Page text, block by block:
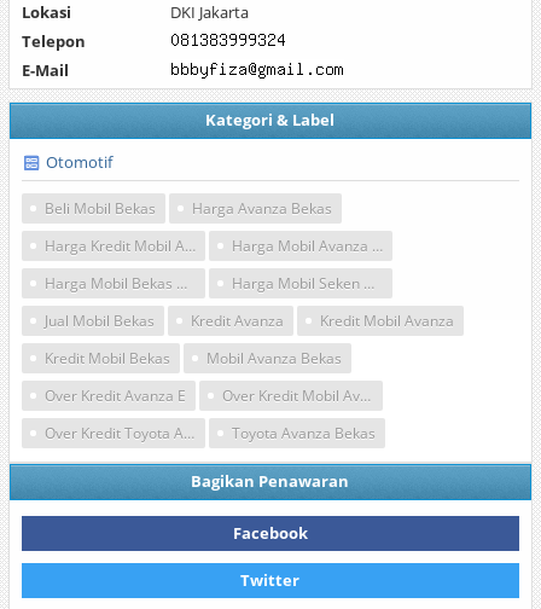
Lokasi
DKI Jakarta
Telepon
E-Mail
Kategori & Label
Otomotif
Beli Mobil Bekas
Harga Avanza Bekas
Harga Kredit Mobil Avanza
Harga Mobil Avanza Kredit
Harga Mobil Bekas Avanza
Harga Mobil Seken Avanza
Jual Mobil Bekas
Kredit Avanza
Kredit Mobil Avanza
Kredit Mobil Bekas
Mobil Avanza Bekas
Over Kredit Avanza E
Over Kredit Mobil Avanza
Over Kredit Toyota Avanza Jakarta
Toyota Avanza Bekas
Bagikan Penawaran
Facebook
Twitter